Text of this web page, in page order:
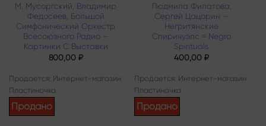
М. Мусоргский, Владимир
Федосеев, Большой
Симфонический Оркестр
Всесоюзного Радио –
Картинки С Выставки
800,00 ₽
Продается: Интернет-магазин
Пластиночка
Продано
Людмила Филатова,
Сергей Цацорин –
Негритянские
Спиричуэлс = Negro
Spirituals
400,00 ₽
Продается: Интернет-магазин
Пластиночка
Продано